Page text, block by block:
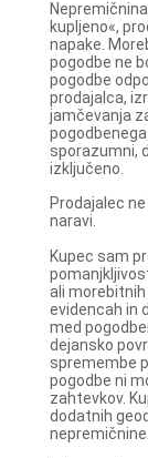
kupljeno«,
napake.
pogodbe ne
pogodbe
prodajalca,
jamčevanja
sporazumni,
izključeno.
Prodajalec
naravi.
Kupec sam
ali
evidencah in
med
dejansko
spremembe
pogodbe ni
zahtevkov.
dodatnih
nepremičnine.